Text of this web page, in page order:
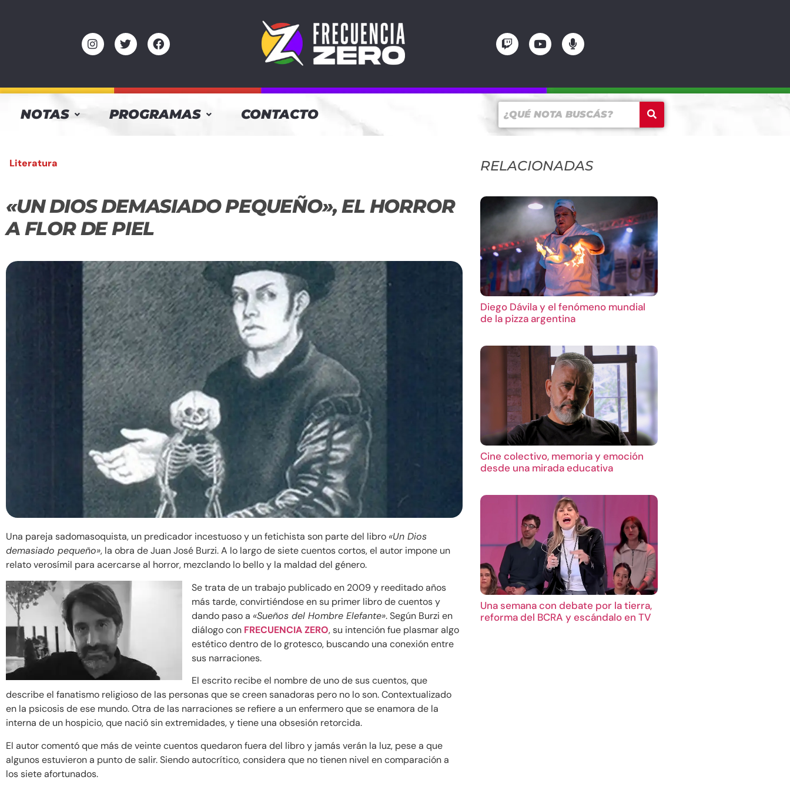
NOTAS PROGRAMAS CONTACTO
Literatura
«UN DIOS DEMASIADO PEQUEÑO», EL HORROR
A FLOR DE PIEL
Una pareja sadomasoquista, un predicador incestuoso y un fetichista son parte del libro «Un Dios
demasiado pequeño», la obra de Juan José Burzi. A lo largo de siete cuentos cortos, el autor impone un
relato verosímil para acercarse al horror, mezclando lo bello y la maldad del género.
Se trata de un trabajo publicado en 2009 y reeditado años
más tarde, convirtiéndose en su primer libro de cuentos y
dando paso a «Sueños del Hombre Elefante». Según Burzi en
diálogo con FRECUENCIA ZERO, su intención fue plasmar algo
estético dentro de lo grotesco, buscando una conexión entre
sus narraciones.
El escrito recibe el nombre de uno de sus cuentos, que
describe el fanatismo religioso de las personas que se creen sanadoras pero no lo son. Contextualizado
en la psicosis de ese mundo. Otra de las narraciones se refiere a un enfermero que se enamora de la
interna de un hospicio, que nació sin extremidades, y tiene una obsesión retorcida.
El autor comentó que más de veinte cuentos quedaron fuera del libro y jamás verán la luz, pese a que
algunos estuvieron a punto de salir. Siendo autocrítico, considera que no tienen nivel en comparación a
los siete afortunados.
RELACIONADAS
Diego Dávila y el fenómeno mundial
de la pizza argentina
Cine colectivo, memoria y emoción
desde una mirada educativa
Una semana con debate por la tierra,
reforma del BCRA y escándalo en TV